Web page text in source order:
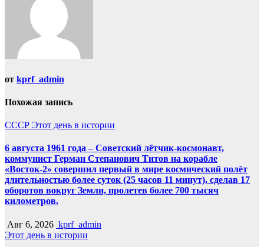
от kprf_admin
Похожая запись
СССР Этот день в истории
6 августа 1961 года – Советский лётчик-космонавт,
коммунист Герман Степанович Титов на корабле
«Восток-2» совершил первый в мире космический полёт
длительностью более суток (25 часов 11 минут), сделав 17
оборотов вокруг Земли, пролетев более 700 тысяч
километров.
Авг 6, 2026 kprf_admin
Этот день в истории